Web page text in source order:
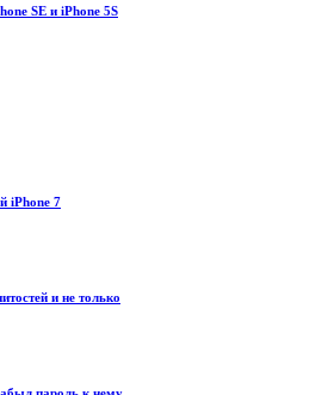
SE и iPhone 5S
iPhone 7
и не только